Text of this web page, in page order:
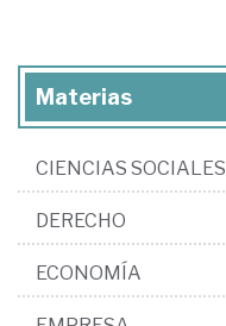
Materias
CIENCIAS SOCIALES
DERECHO
ECONOMÍA